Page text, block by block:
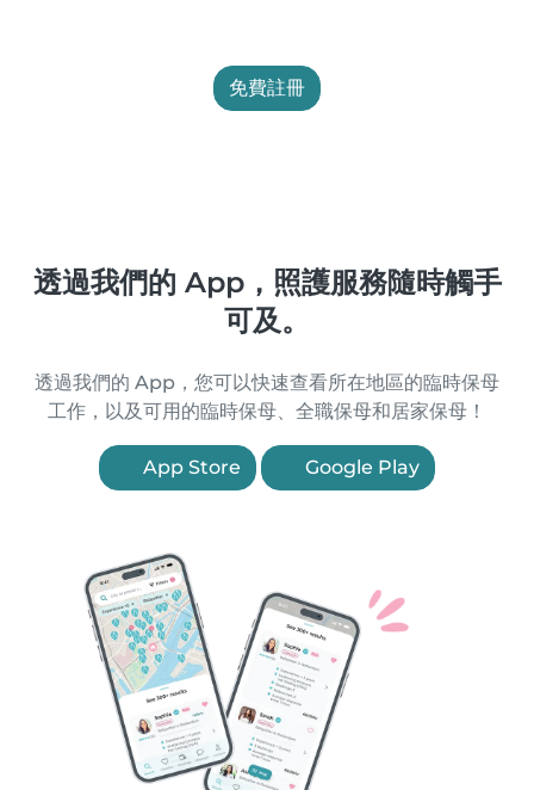
免費註冊
透過我們的 App，照護服務隨時觸手
可及。
透過我們的 App，您可以快速查看所在地區的臨時保母
工作，以及可用的臨時保母、全職保母和居家保母！
App Store Google Play